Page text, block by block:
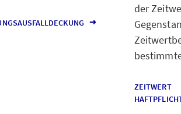
der
ZEITWERT